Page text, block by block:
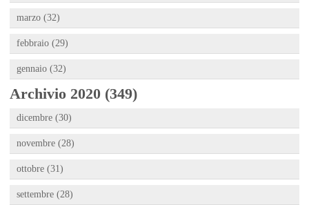
marzo (32)
febbraio (29)
gennaio (32)
Archivio 2020 (349)
dicembre (30)
novembre (28)
ottobre (31)
settembre (28)